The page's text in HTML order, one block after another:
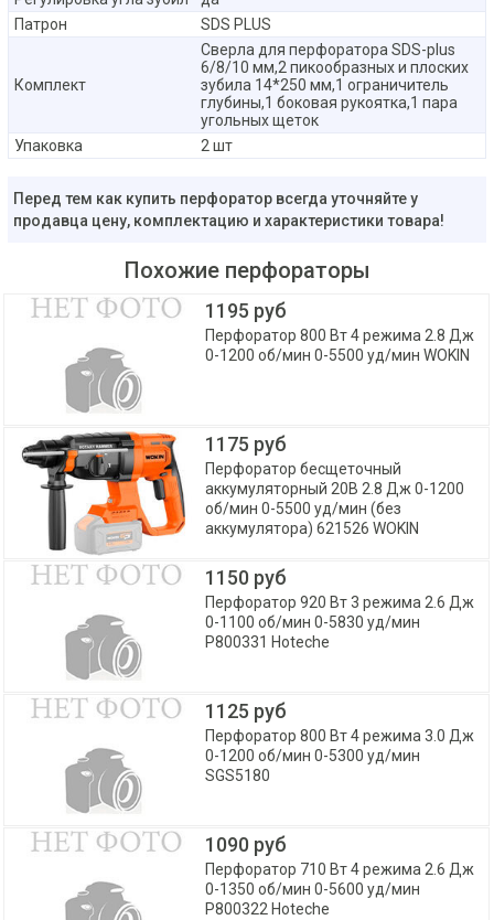
Патрон
SDS PLUS
Комплект
Сверла для перфоратора SDS-plus
6/8/10 мм,2 пикообразных и плоских
зубила 14*250 мм,1 ограничитель
глубины,1 боковая рукоятка,1 пара
угольных щеток
Упаковка
2 шт
Перед тем как купить перфоратор всегда уточняйте у
продавца цену, комплектацию и характеристики товара!
Похожие перфораторы
1195 руб
Перфоратор 800 Вт 4 режима 2.8 Дж
0-1200 об/мин 0-5500 уд/мин WOKIN
1175 руб
Перфоратор бесщеточный
аккумуляторный 20В 2.8 Дж 0-1200
об/мин 0-5500 уд/мин (без
аккумулятора) 621526 WOKIN
1150 руб
Перфоратор 920 Вт 3 режима 2.6 Дж
0-1100 об/мин 0-5830 уд/мин
P800331 Hoteche
1125 руб
Перфоратор 800 Вт 4 режима 3.0 Дж
0-1200 об/мин 0-5300 уд/мин
SGS5180
1090 руб
Перфоратор 710 Вт 4 режима 2.6 Дж
0-1350 об/мин 0-5600 уд/мин
P800322 Hoteche